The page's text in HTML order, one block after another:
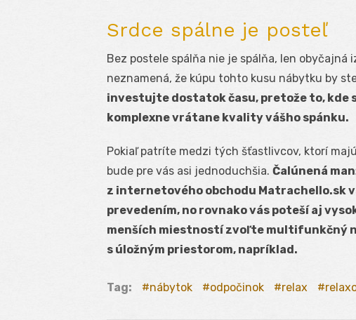
Srdce spálne je posteľ
Bez postele spálňa nie je spálňa, len obyčajná
neznamená, že kúpu tohto kusu nábytku by
investujte dostatok času, pretože to, kde
komplexne vrátane kvality vášho spánku.
Pokiaľ patríte medzi tých šťastlivcov, ktorí
bude pre vás asi jednoduchšia. Čalúnená
z internetového obchodu Matrachello.sk
prevedením, no rovnako vás poteší aj
menších miestností zvoľte multifunkčný
s úložným priestorom, napríklad.
Tag: nábytok odpočinok relax